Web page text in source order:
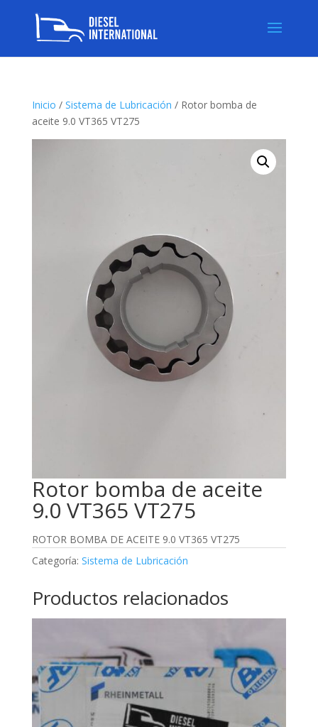
Inicio / Sistema de Lubricación / Rotor bomba de
aceite 9.0 VT365 VT275
Rotor bomba de aceite
9.0 VT365 VT275
ROTOR BOMBA DE ACEITE 9.0 VT365 VT275
Categoría: Sistema de Lubricación
Productos relacionados